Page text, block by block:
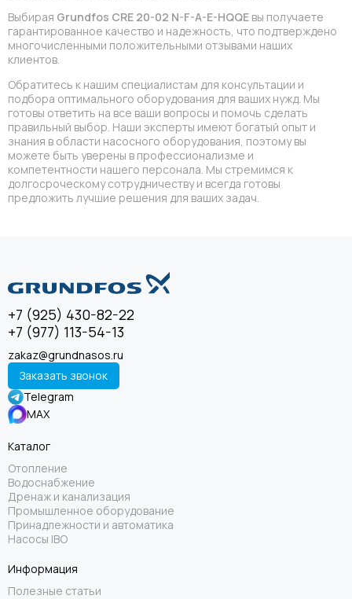
Выбирая Grundfos CRE 20-02 N-F-A-E-HQQE вы получаете
гарантированное качество и надежность, что подтверждено
многочисленными положительными отзывами наших
клиентов.
Обратитесь к нашим специалистам для консультации и
подбора оптимального оборудования для ваших нужд. Мы
готовы ответить на все ваши вопросы и помочь сделать
правильный выбор. Наши эксперты имеют богатый опыт и
знания в области насосного оборудования, поэтому вы
можете быть уверены в профессионализме и
компетентности нашего персонала. Мы стремимся к
долгосроческому сотрудничеству и всегда готовы
предложить лучшие решения для ваших задач.
+7 (925) 430-82-22
+7 (977) 113-54-13
zakaz@grundnasos.ru
Заказать звонок
Telegram
MAX
Каталог
Отопление
Водоснабжение
Дренаж и канализация
Промышленное оборудование
Принадлежности и автоматика
Насосы IBO
Информация
Полезные статьи